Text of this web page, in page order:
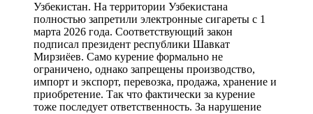
Узбекистан. На территории Узбекистана
полностью запретили электронные сигареты с 1
марта 2026 года. Соответствующий закон
подписал президент республики Шавкат
Мирзиёев. Само курение формально не
ограничено, однако запрещены производство,
импорт и экспорт, перевозка, продажа, хранение и
приобретение. Так что фактически за курение
тоже последует ответственность. За нарушение